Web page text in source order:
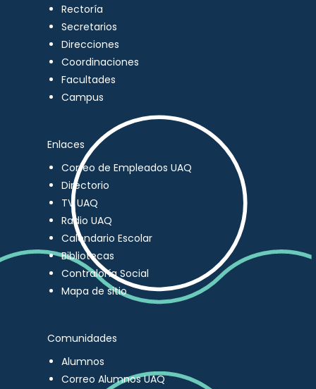
Rectoría
Secretarios
Direcciones
Coordinaciones
Facultades
Campus
Enlaces
Correo de Empleados UAQ
Directorio
TV UAQ
Radio UAQ
Calendario Escolar
Bibliotecas
Contraloría Social
Mapa de sitio
Comunidades
Alumnos
Correo Alumnos UAQ